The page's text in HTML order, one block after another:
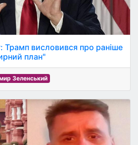
Трамп висловився про раніше
план"
Зеленський